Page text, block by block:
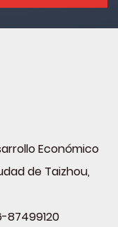
Económico
de Taizhou,